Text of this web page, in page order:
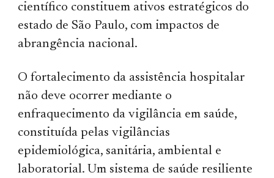
científico constituem ativos estratégicos do
estado de São Paulo, com impactos de
abrangência nacional.
O fortalecimento da assistência hospitalar
não deve ocorrer mediante o
enfraquecimento da vigilância em saúde,
constituída pelas vigilâncias
epidemiológica, sanitária, ambiental e
laboratorial. Um sistema de saúde resiliente